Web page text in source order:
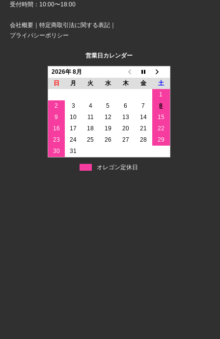
受付時間：10:00〜18:00
会社概要 ｜ 特定商取引法に関する表記 ｜
プライバシーポリシー
営業日カレンダー
2026年 8月
日
月 火 水 木 金
土
1
2
3 4 5 6 7
8
9
10 11 12 13 14
15
16
17 18 19 20 21
22
23
24 25 26 27 28
29
30
31
オレゴン定休日